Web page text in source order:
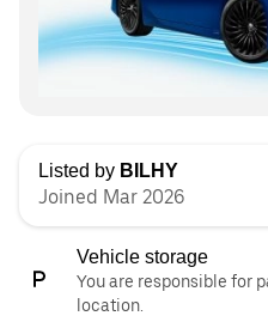
Listed by BILHY
Joined Mar 2026
Vehicle storage
You are responsible for
location.